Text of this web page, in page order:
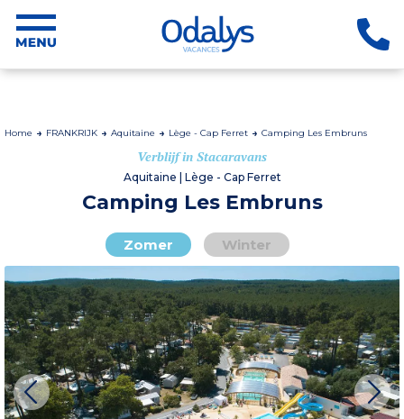
Home FRANKRIJK Aquitaine Lège - Cap Ferret Camping Les Embruns
Verblijf in Stacaravans
Aquitaine | Lège - Cap Ferret
Camping Les Embruns
Zomer Winter